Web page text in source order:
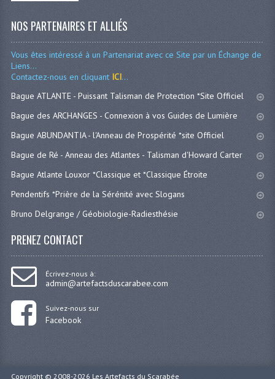
NOS PARTENAIRES ET ALLIÉS
Vous êtes intéressé à un Partenariat avec ce Site par un Échange de
Liens...
Contactez-nous en cliquantICI...
Bague ATLANTE - Puissant Talisman de Protection *Site Officiel
Bague des ARCHANGES - Connexion à vos Guides de Lumière
Bague ABUNDANTIA - l'Anneau de Prospérité *site Officiel
Bague de Ré - Anneau des Atlantes - Talisman d'Howard Carter
Bague Atlante Louxor *Classique et *Classique Étroite
Pendentifs *Prière de la Sérénité avec Slogans
Bruno Delgrange / Géobiologie-Radiesthésie
PRENEZ CONTACT
Écrivez-nous à:
admin@artefactsduscarabee.com
Suivez-nous sur
Facebook
Copyright © 2008-2026 Les Artefacts du Scarabée